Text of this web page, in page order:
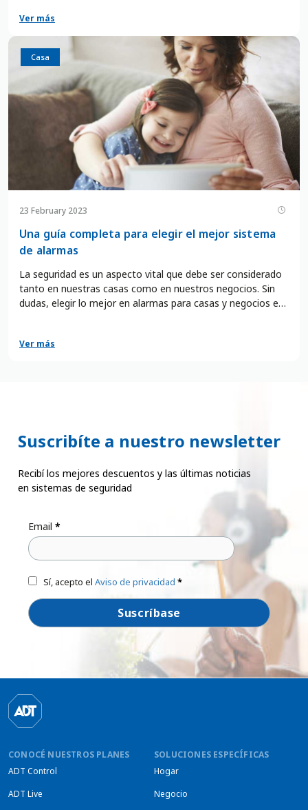
Ver más
Casa
23 February 2023
Una guía completa para elegir el mejor sistema
de alarmas
La seguridad es un aspecto vital que debe ser considerado
tanto en nuestras casas como en nuestros negocios. Sin
dudas, elegir lo mejor en alarmas para casas y negocios es
sistemas de seguridad es amplio y variado, lo que puede
Ver más
Suscribíte a nuestro newsletter
Recibí los mejores descuentos y las últimas noticias
en sistemas de seguridad
Email *
Sí, acepto el Aviso de privacidad *
CONOCÉ NUESTROS PLANES
ADT Control
ADT Live
SOLUCIONES ESPECÍFICAS
Hogar
Negocio